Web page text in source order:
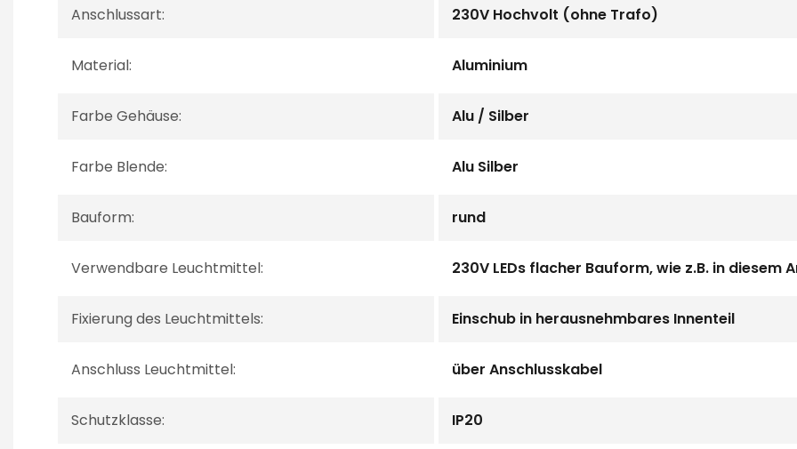
Anschlussart: 230V Hochvolt (ohne Trafo)
Material: Aluminium
Farbe Gehäuse: Alu / Silber
Farbe Blende: Alu Silber
Bauform: rund
Verwendbare Leuchtmittel: 230V LEDs flacher Bauform, wie z.B. in
Fixierung des Leuchtmittels: Einschub in herausnehmbares Innenteil
Anschluss Leuchtmittel: über Anschlusskabel
Schutzklasse: IP20